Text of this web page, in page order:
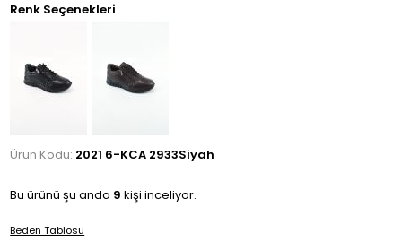
Renk Seçenekleri
Ürün Kodu: 2021 6-KCA 2933Siyah
Bu ürünü şu anda 9 kişi inceliyor.
Beden Tablosu